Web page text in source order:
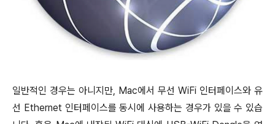
일반적인 경우는 아니지만, Mac에서 무선 WiFi 인터페이스와 유
선 Ethernet 인터페이스를 동시에 사용하는 경우가 있을 수 있습